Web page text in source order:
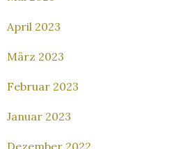
April 2023
März 2023
Februar 2023
Januar 2023
Dezember 2022